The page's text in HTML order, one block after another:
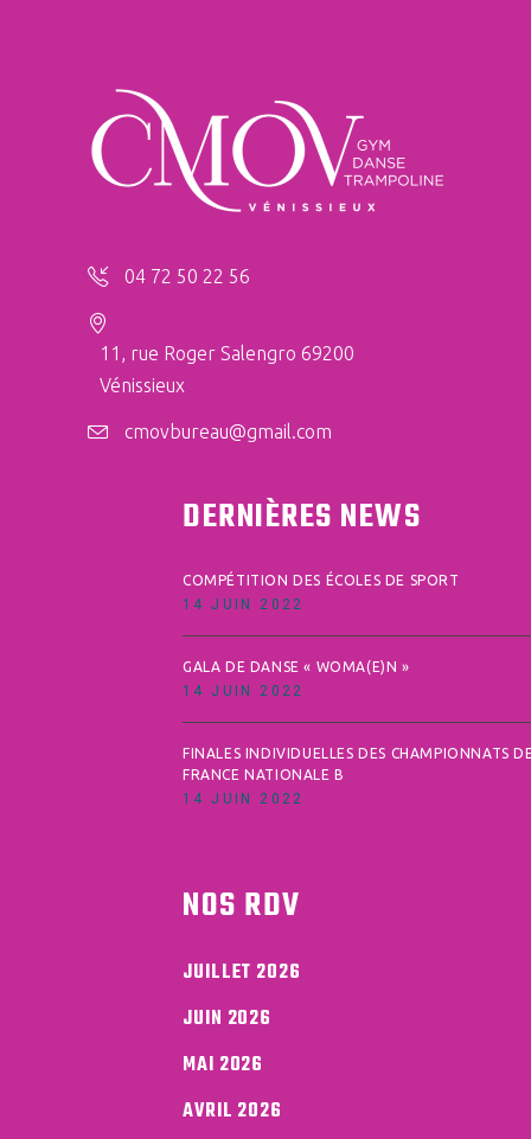
04 72 50 22 56
11, rue Roger Salengro 69200
Vénissieux
cmovbureau@gmail.com
DERNIÈRES NEWS
COMPÉTITION DES ÉCOLES DE SPORT
14 JUIN 2022
GALA DE DANSE « WOMA(E)N »
14 JUIN 2022
FINALES INDIVIDUELLES DES CHAMPIONNATS
FRANCE NATIONALE B
14 JUIN 2022
NOS RDV
JUILLET 2026
JUIN 2026
MAI 2026
AVRIL 2026